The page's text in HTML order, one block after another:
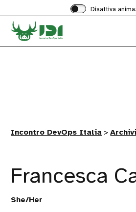
Disattiva
Incontro DevOps Italia >
Francesca
She/Her